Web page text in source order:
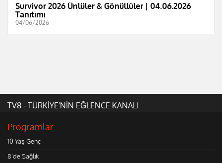
Survivor 2026 Ünlüler & Gönüllüler | 04.06.2026
Tanıtımı
04/06/2026
TV8 - TÜRKİYE'NİN EĞLENCE KANALI
Programlar
10 Yaş Genç
8'de Sağlık